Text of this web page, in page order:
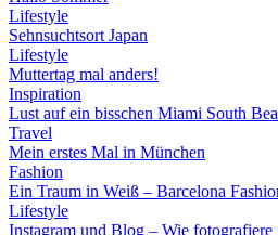
Lifestyle
Sehnsuchtsort Japan
Lifestyle
Muttertag mal anders!
Inspiration
Lust auf ein bisschen Miami South
Travel
Mein erstes Mal in München
Fashion
Ein Traum in Weiß – Barcelona
Lifestyle
Instagram und Blog – Wie